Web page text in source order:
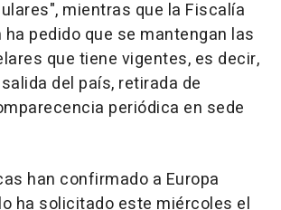
mientras que la Fiscalía
pedido que se mantengan las
que tiene vigentes, es decir,
del país, retirada de
periódica en sede
han confirmado a Europa
ha solicitado este miércoles el